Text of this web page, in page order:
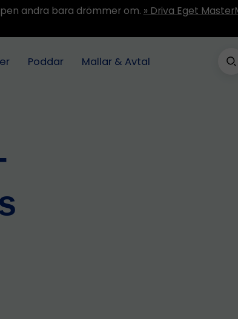
andra bara drömmer om. » Driva Eget
Poddar Mallar & Avtal